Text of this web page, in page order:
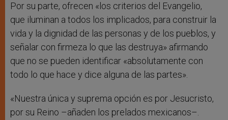
Por su parte, ofrecen «los criterios del Evangelio,
que iluminan a todos los implicados, para construir la
vida y la dignidad de las personas y de los pueblos, y
señalar con firmeza lo que las destruya» afirmando
que no se pueden identificar «absolutamente con
todo lo que hace y dice alguna de las partes».
«Nuestra única y suprema opción es por Jesucristo,
por su Reino –añaden los prelados mexicanos–.